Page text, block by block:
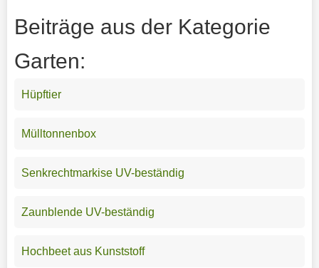
Beiträge aus der Kategorie
Garten:
Hüpftier
Mülltonnenbox
Senkrechtmarkise UV-beständig
Zaunblende UV-beständig
Hochbeet aus Kunststoff